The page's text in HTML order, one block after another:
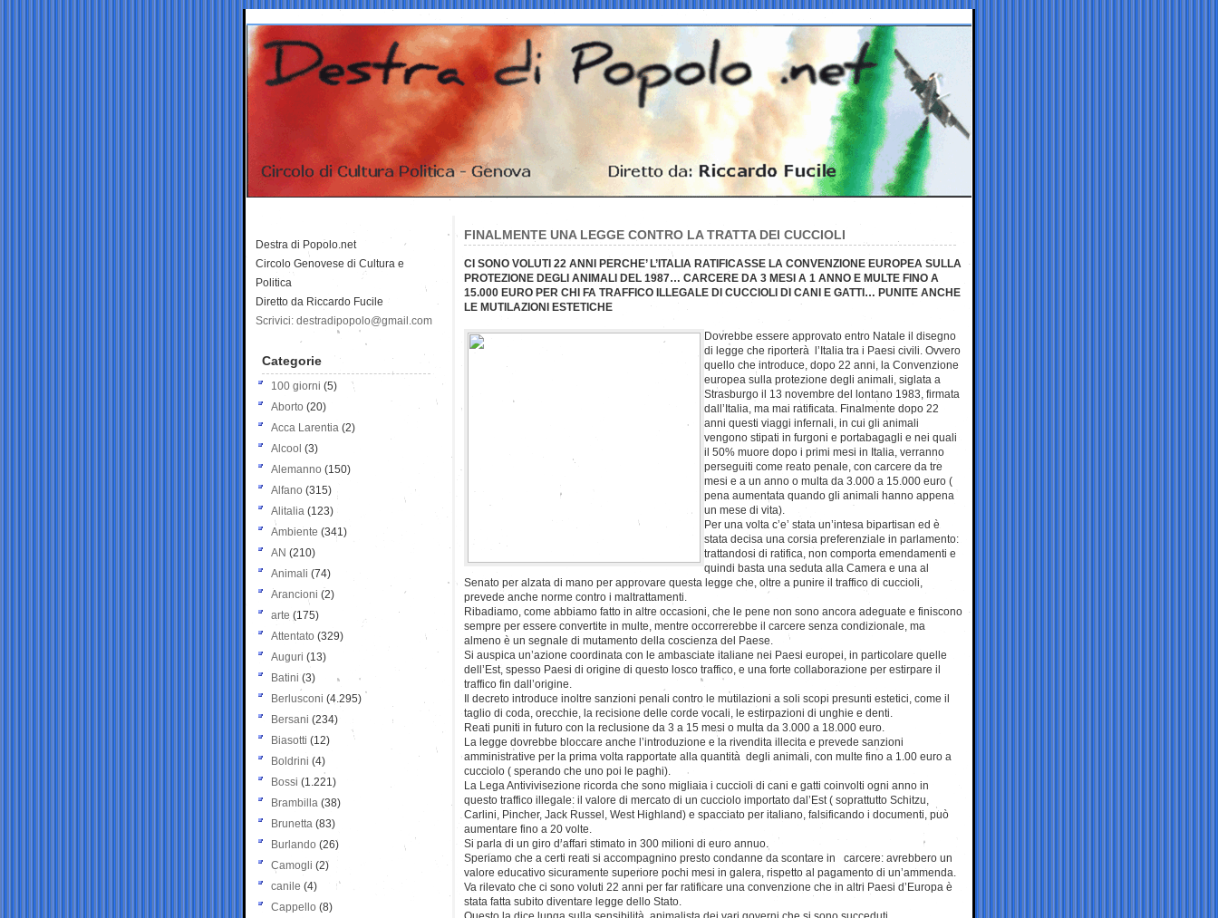
FINALMENTE UNA LEGGE CONTRO LA TRATTA DEI CUCCIOLI
CI SONO VOLUTI 22 ANNI PERCHE’ L’ITALIA RATIFICASSE LA CONVENZIONE EUROPEA SULLA
PROTEZIONE DEGLI ANIMALI DEL 1987… CARCERE DA 3 MESI A 1 ANNO E MULTE FINO A
15.000 EURO PER CHI FA TRAFFICO ILLEGALE DI CUCCIOLI DI CANI E GATTI… PUNITE ANCHE
LE MUTILAZIONI ESTETICHE
Dovrebbe essere approvato entro Natale il disegno
di legge che riporterà l’Italia tra i Paesi civili. Ovvero
quello che introduce, dopo 22 anni, la Convenzione
europea sulla protezione degli animali, siglata a
Strasburgo il 13 novembre del lontano 1983, firmata
dall’Italia, ma mai ratificata. Finalmente dopo 22
anni questi viaggi infernali, in cui gli animali
vengono stipati in furgoni e portabagagli e nei quali
il 50% muore dopo i primi mesi in Italia, verranno
perseguiti come reato penale, con carcere da tre
mesi e a un anno o multa da 3.000 a 15.000 euro (
pena aumentata quando gli animali hanno appena
un mese di vita).
Per una volta c’e’ stata un’intesa bipartisan ed è
stata decisa una corsia preferenziale in parlamento:
trattandosi di ratifica, non comporta emendamenti e
quindi basta una seduta alla Camera e una al
Senato per alzata di mano per approvare questa legge che, oltre a punire il traffico di cuccioli,
prevede anche norme contro i maltrattamenti.
Ribadiamo, come abbiamo fatto in altre occasioni, che le pene non sono ancora adeguate e finiscono
sempre per essere convertite in multe, mentre occorrerebbe il carcere senza condizionale, ma
almeno è un segnale di mutamento della coscienza del Paese.
Si auspica un’azione coordinata con le ambasciate italiane nei Paesi europei, in particolare quelle
dell’Est, spesso Paesi di origine di questo losco traffico, e una forte collaborazione per estirpare il
traffico fin dall’origine.
Il decreto introduce inoltre sanzioni penali contro le mutilazioni a soli scopi presunti estetici, come il
taglio di coda, orecchie, la recisione delle corde vocali, le estirpazioni di unghie e denti.
Reati puniti in futuro con la reclusione da 3 a 15 mesi o multa da 3.000 a 18.000 euro.
La legge dovrebbe bloccare anche l’introduzione e la rivendita illecita e prevede sanzioni
amministrative per la prima volta rapportate alla quantità degli animali, con multe fino a 1.00 euro a
cucciolo ( sperando che uno poi le paghi).
La Lega Antivivisezione ricorda che sono migliaia i cuccioli di cani e gatti coinvolti ogni anno in
questo traffico illegale: il valore di mercato di un cucciolo importato dal’Est ( soprattutto Schitzu,
Carlini, Pincher, Jack Russel, West Highland) e spacciato per italiano, falsificando i documenti, può
aumentare fino a 20 volte.
Si parla di un giro d’affari stimato in 300 milioni di euro annuo.
Speriamo che a certi reati si accompagnino presto condanne da scontare in carcere: avrebbero un
valore educativo sicuramente superiore pochi mesi in galera, rispetto al pagamento di un’ammenda.
Va rilevato che ci sono voluti 22 anni per far ratificare una convenzione che in altri Paesi d’Europa è
stata fatta subito diventare legge dello Stato.
Destra di Popolo.net
Circolo Genovese di Cultura e
Politica
Diretto da Riccardo Fucile
Scrivici: destradipopolo@gmail.com
Categorie
100 giorni (5)
Aborto (20)
Acca Larentia (2)
Alcool (3)
Alemanno (150)
Alfano (315)
Alitalia (123)
Ambiente (341)
AN (210)
Animali (74)
Arancioni (2)
arte (175)
Attentato (329)
Auguri (13)
Batini (3)
Berlusconi (4.295)
Bersani (234)
Biasotti (12)
Boldrini (4)
Bossi (1.221)
Brambilla (38)
Brunetta (83)
Burlando (26)
Camogli (2)
canile (4)
Cappello (8)